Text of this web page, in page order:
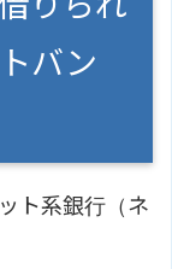
バン
ト系銀行（ネ